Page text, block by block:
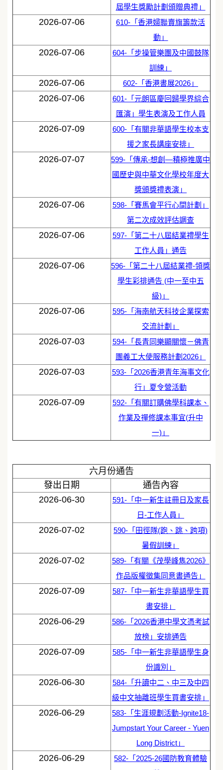
屆學生獎勵計劃頒贈典禮」
2026-07-06
610-「香港婦聯賣旗籌款活
動」
2026-07-06
604-「步操管樂團及中國鼓隊
訓練」
2026-07-06 602-「香港書展2026」
2026-07-06
601-「元朗區慶回歸學界綜合
匯演」學生表演及工作人員
2026-07-09
600-「有關非華語學生校本支
援之家長講座安排」
2026-07-07
599-「傳承-想創—積極推廣中
國歷史與中華文化學校年度大
獎頒獎禮表演」
2026-07-06
598-「賽馬會平行心間計劃」
第二次成效評估調查
2026-07-06
597-「第二十八屆結業禮學生
工作人員」通告
2026-07-06
596-「第二十八屆結業禮-領獎
學生彩排通告 (中一至中五
級)」
2026-07-06
595-「海南航天科技企業探索
交流計劃」
2026-07-03
594-「長青同樂顯關懷－佛青
團義工大使服務計劃2026」
2026-07-03
593-「2026香港青年海事文化
行」夏令營活動
2026-07-09
592-「有關訂購佛學科課本、
作業及禪修課本事宜(升中
一)」
六月份通告
發出日期
通告內容
2026-06-30
591-「中一新生註冊日及家長
日-工作人員」
2026-07-02
590-「田徑隊(跑、跳、跨項)
暑假訓練」
2026-07-02
589-「有關《茂學峰雋2026》
作品版權徵集同意書通告」
2026-07-09
587-「中一新生非華語學生買
書安排」
2026-06-29
586-「2026香港中學文憑考試
放榜」安排通告
2026-07-09
585-「中一新生非華語學生身
份識別」
2026-06-30
584-「升讀中二、中三及中四
級中文抽離班學生買書安排」
2026-06-29
583-「生涯規劃活動-Ignite18-
Jumpstart Your Career - Yuen
Long District」
2026-06-29
582-「2025-26國防教育體驗